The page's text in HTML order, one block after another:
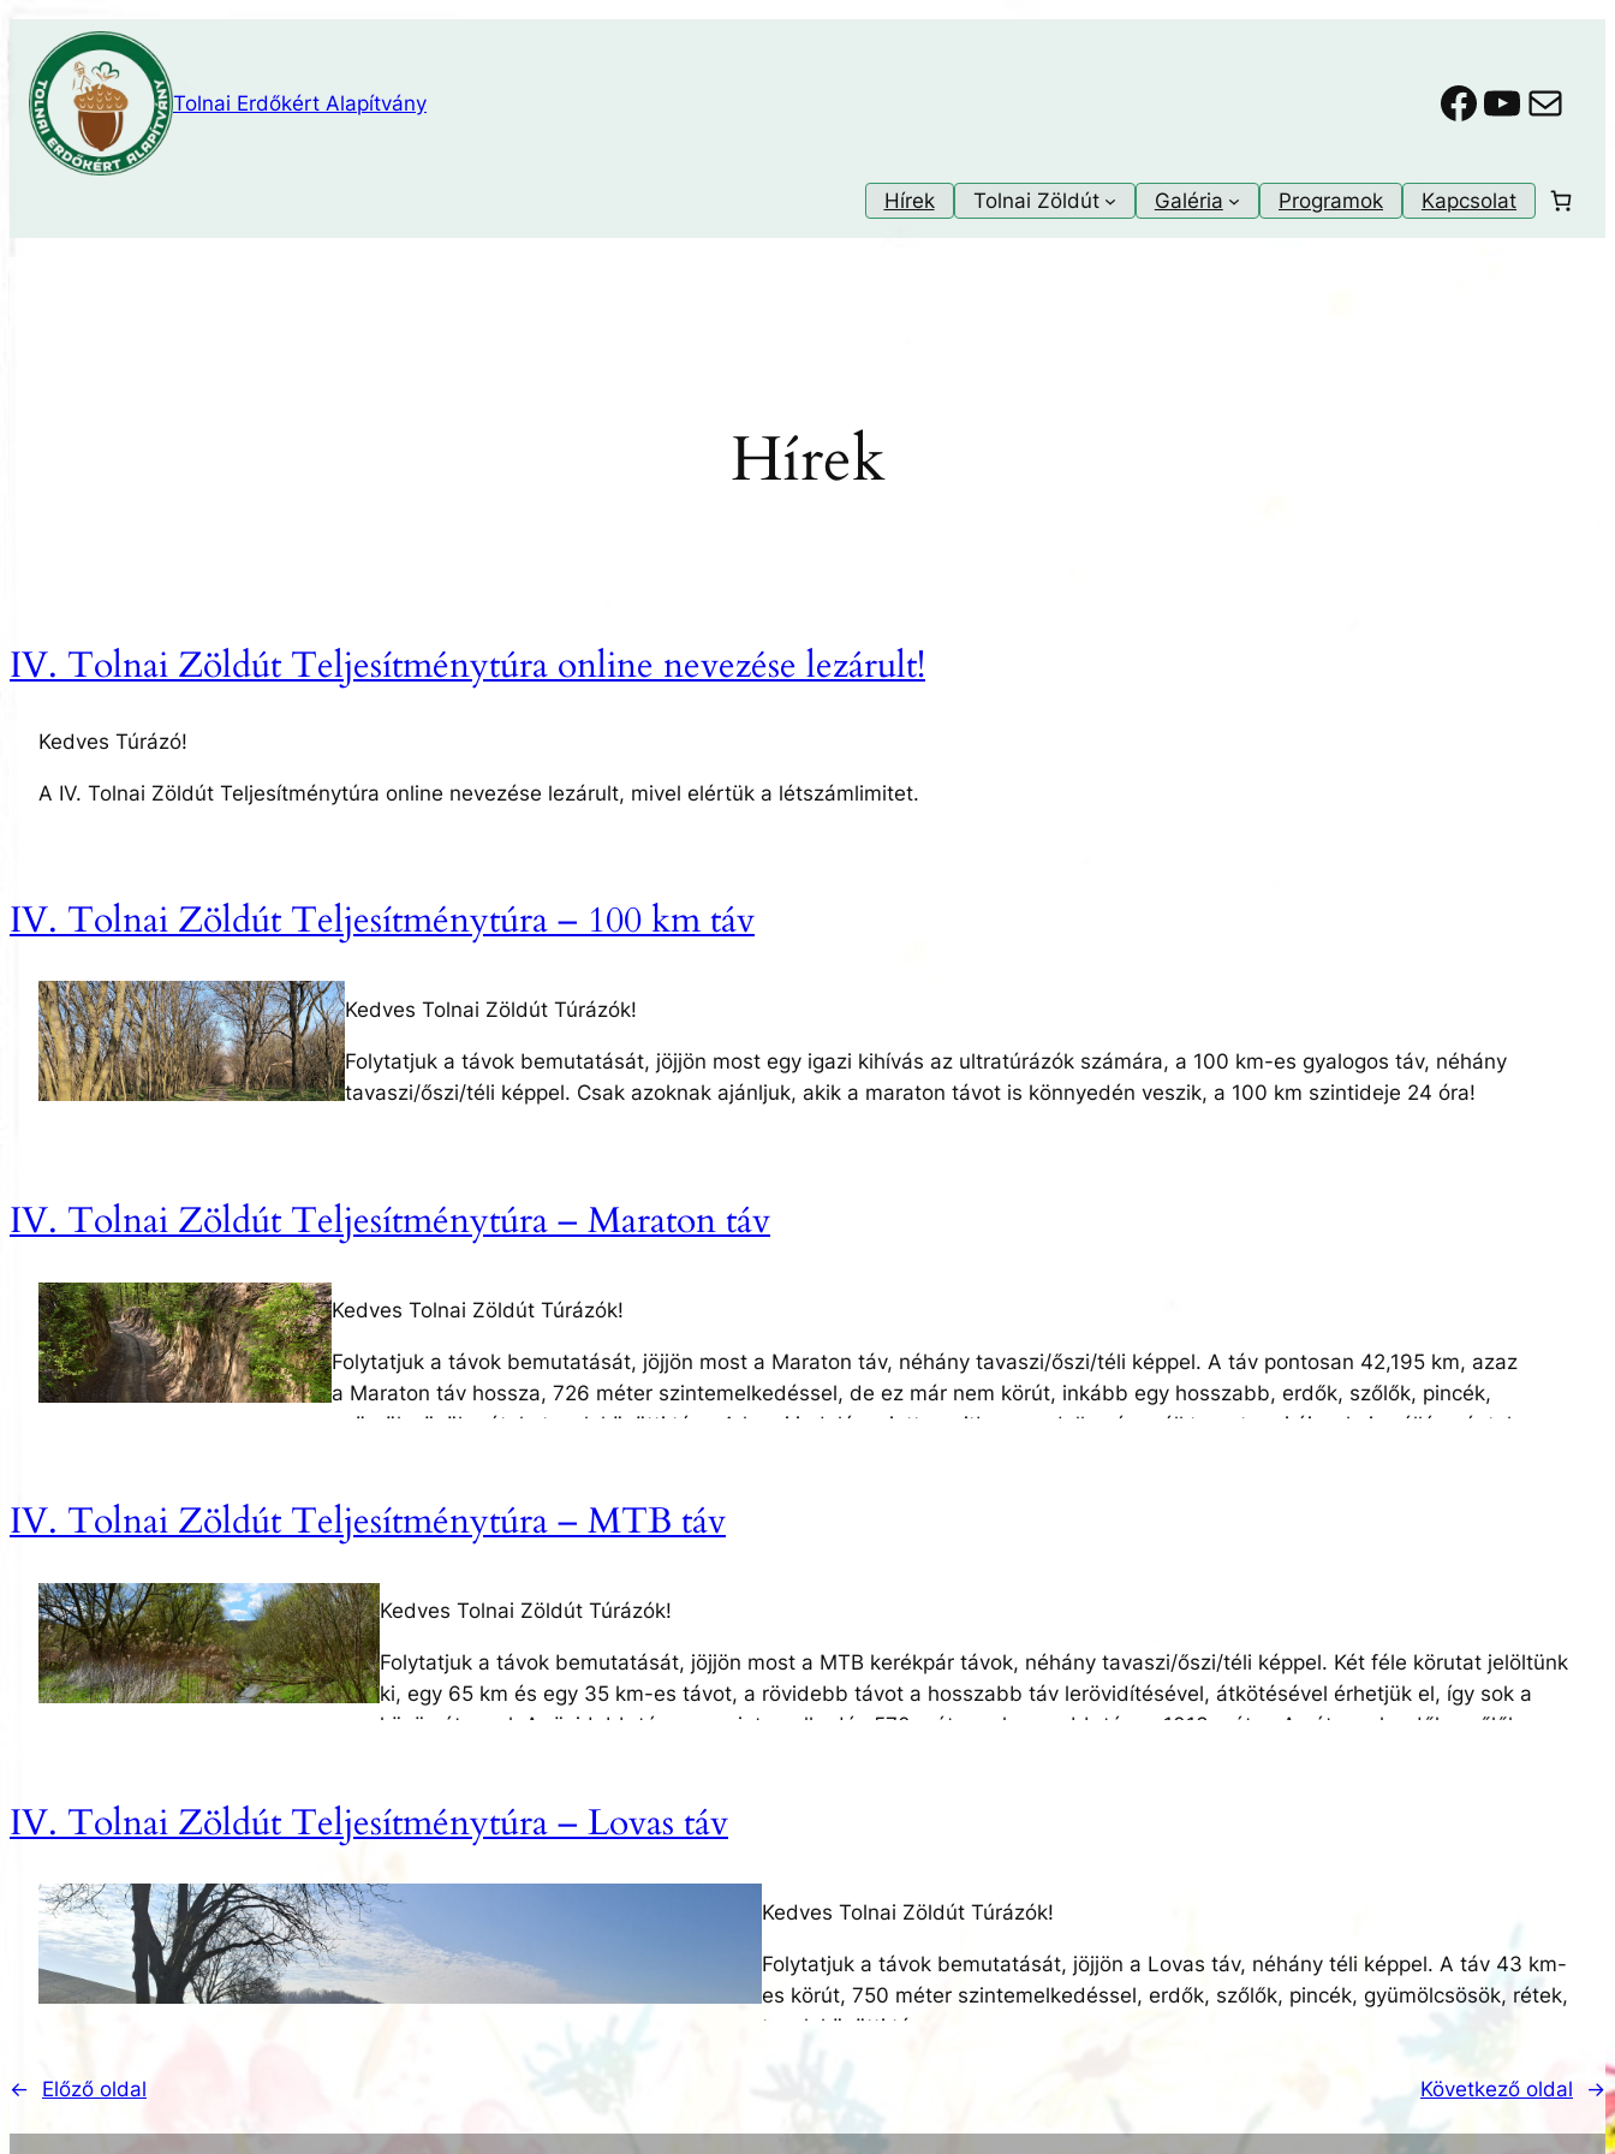
Ugrás
tartalomhoz
Tolnai Erdőkért Alapítvány Mail
Hírek Tolnai Zöldút Galéria Programok Kapcsolat
Hírek
IV. Tolnai Zöldút Teljesítménytúra online nevezése lezárult!
Kedves Túrázó!
A IV. Tolnai Zöldút Teljesítménytúra online nevezése lezárult, mivel elértük a létszámlimitet.
IV. Tolnai Zöldút Teljesítménytúra – 100 km táv
Kedves Tolnai Zöldút Túrázók!
Folytatjuk a távok bemutatását, jöjjön most egy igazi kihívás az ultratúrázók számára, a 100 km-es gyalogos táv, néhány
tavaszi/őszi/téli képpel. Csak azoknak ajánljuk, akik a maraton távot is könnyedén veszik, a 100 km szintideje 24 óra!
péntek éjszakára, aki jelzi előre. A 100 km-es táv a Maraton távval kezdődik, ami beletorkollik a 30 km-es táv indulási
pontjába, majd a 25 km-es táv indulási pontjába, így ott is csatlakozhatnak a kisebb távot választó barátaikkal,
többiektől és folytatódik az útvonal még 60 km-en keresztül.
Az útvonal: Kurd Művelődési Ház, Wosinszky sánc (földvár), Szentkúti kunyhó-Ökoház, Papdi Kápolna, Annafürdő Vendégház,
Parkerdő, Vadaspark, Rétisasfészek-kilátó, Pihenőtó, Závod Fachwerk ház, Kálvária, Tevel Veres Pincészet, Artézi kút, Jáhn
Pince és mediterrán birtok, Hőgyész horgásztó, Székelyház és romos kastélyok, Hőgyész Sportpálya , Csernyéd, Regöly
Várunk 2025. május 10-én a IV. Tolnai Zöldút Teljesítménytúrán! Nevezési felület áprilisban nyílik meg!
IV. Tolnai Zöldút Teljesítménytúra – Maraton táv
Kedves Tolnai Zöldút Túrázók!
Folytatjuk a távok bemutatását, jöjjön most a Maraton táv, néhány tavaszi/őszi/téli képpel. A táv pontosan 42,195 km, azaz
a Maraton táv hossza, 726 méter szintemelkedéssel, de ez már nem körút, inkább egy hosszabb, erdők, szőlők, pincék,
gyümölcsösök, rétek, tavak közötti túra. A korai indulás miatt a rajtban rendelkezésre áll tornatermi éjszakai szállás péntek
érnek be a célba. A célból az indulási pontokra mikrobuszok viszik majd vissza a túrázókat.
Parkerdő, Vadaspark, Rétisasfészek-kilátó, Pihenőtó, Závod Fachwerk ház, Kálvária, Tevel Veres Pincészet, Artézi kút, Jáhn
Pince és mediterrán birtok, Hőgyész horgásztó, Székelyház és romos kastélyok…., Hőgyész Sportpálya (cél)
Várunk 2025. május 10-én a IV. Tolnai Zöldút Teljesítménytúrán! Nevezési felület áprilisban nyílik meg!
IV. Tolnai Zöldút Teljesítménytúra – MTB táv
Kedves Tolnai Zöldút Túrázók!
Folytatjuk a távok bemutatását, jöjjön most a MTB kerékpár távok, néhány tavaszi/őszi/téli képpel. Két féle körutat jelöltünk
ki, egy 65 km és egy 35 km-es távot, a rövidebb távot a hosszabb táv lerövidítésével, átkötésével érhetjük el, így sok a
közös útvonal. A rövidebb távon a szintemelkedés 570 méter, a hosszabb távon 1013 méter. Az útvonal erdők, szőlők,
Az útvonal: Hőgyész Művelődési Ház (rajt), Szálláspuszta, Dúzsi kisvadászház, Viddin tető, Wosinszky sánc (földvár),
mediterrán birtok, Malomhegy, Kalaznópuszta, Kalaznó, Hőgyész Horgásztó, Hőgyész Sportpálya (cél)
Várunk 2025. május 10-én a IV. Tolnai Zöldút Teljesítménytúrán! Nevezési felület április elején nyílik meg!
IV. Tolnai Zöldút Teljesítménytúra – Lovas táv
Kedves Tolnai Zöldút Túrázók!
Folytatjuk a távok bemutatását, jöjjön a Lovas táv, néhány téli képpel. A táv 43 km-
es körút, 750 méter szintemelkedéssel, erdők, szőlők, pincék, gyümölcsösök, rétek,
tavak közötti túra.
Ajánlott a csoportos indulás és egyeztetés a többi résztvevővel a rajtban.
szervezőkkel való egyeztetés!
← Előző oldal Következő oldal →